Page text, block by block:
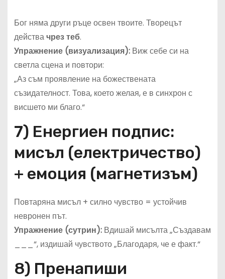
Бог няма други ръце освен твоите. Творецът
действачрез теб.
Упражнение (визуализация):Виж себе си на
светла сцена и повтори:
„Аз съм проявление на божествената
съзидателност. Това, което желая, е в синхрон с
висшето ми благо.“
7) Енергиен подпис:
мисъл (електричество)
+ емоция (магнетизъм)
Повтаряна мисъл + силно чувство = устойчив
невронен път.
Упражнение (сутрин):Вдишай мисълта „Създавам
___“, издишай чувството „Благодаря, че е факт.“
8) Пренапиши